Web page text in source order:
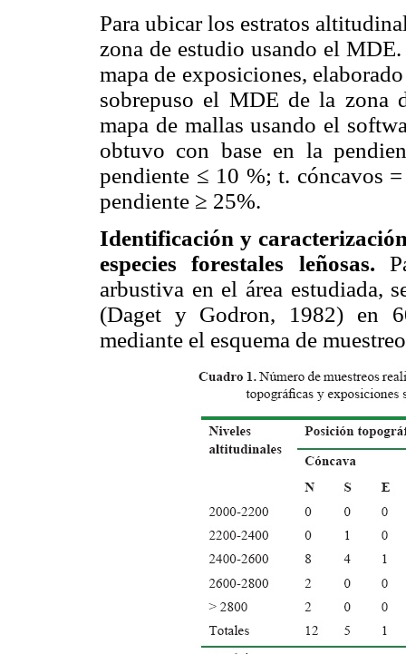
Para ubicar los estratos
zona de estudio usando el
mapa de exposiciones,
sobrepuso el MDE de la zona
mapa de mallas usando el
obtuvo con base en la
pendiente ≤ 10 %; t. cóncavos
pendiente ≥ 25%.
Identificación y
especies forestales leñosas.
arbustiva en el área estudiada,
(Daget y Godron, 1982) en
mediante el esquema de